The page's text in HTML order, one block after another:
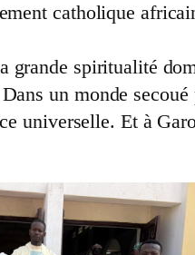
catholique
spiritualité
un monde
universelle. Et à